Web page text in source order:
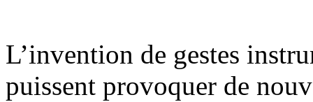
L’invention de gestes
puissent provoquer de